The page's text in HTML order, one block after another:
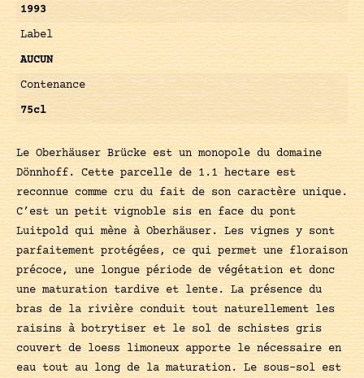
1993
Label
AUCUN
Contenance
75cl
Le Oberhäuser Brücke est un monopole du domaine
Dönnhoff. Cette parcelle de 1.1 hectare est
reconnue comme cru du fait de son caractère unique.
C’est un petit vignoble sis en face du pont
Luitpold qui mène à Oberhäuser. Les vignes y sont
parfaitement protégées, ce qui permet une floraison
précoce, une longue période de végétation et donc
une maturation tardive et lente. La présence du
bras de la rivière conduit tout naturellement les
raisins à botrytiser et le sol de schistes gris
couvert de loess limoneux apporte le nécessaire en
eau tout au long de la maturation. Le sous-sol est